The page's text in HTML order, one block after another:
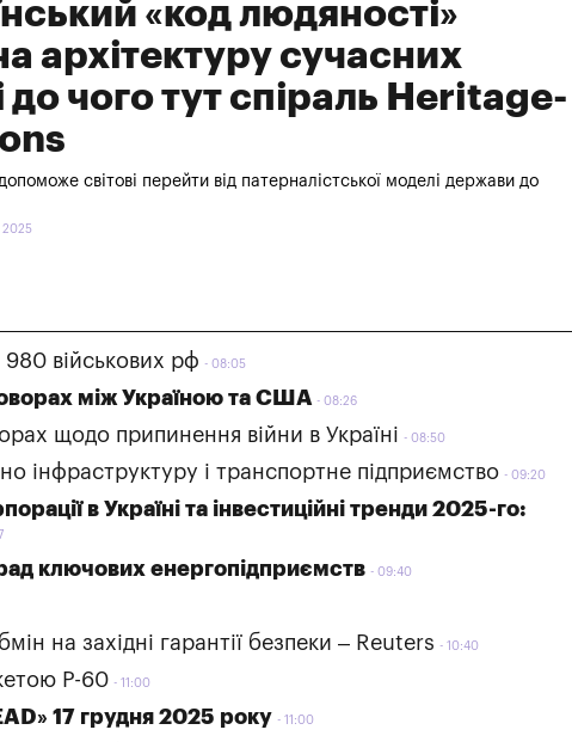
«код людяності»
архітектуру сучасних
до чого тут спіраль Heritage-
світові перейти від патерналістської моделі держави до
2025
980 військових рф 08:05
між Україною та США 08:26
щодо припинення війни в Україні 08:50
інфраструктуру і транспортне підприємство 09:20
в Україні та інвестиційні тренди 2025-го:
ключових енергопідприємств 09:40
на західні гарантії безпеки – Reuters 10:40
Р-60 11:00
17 грудня 2025 року 11:00